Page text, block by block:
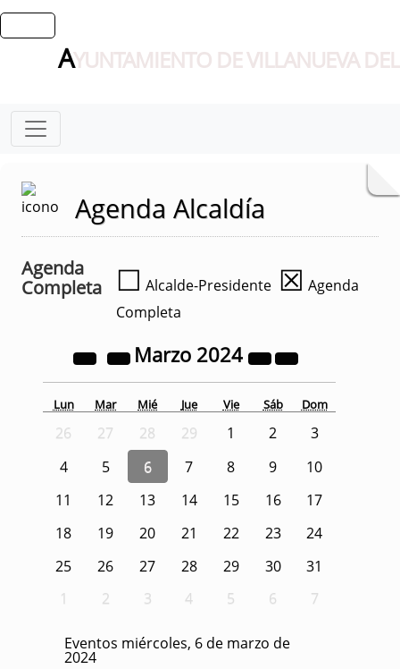
AYUNTAMIENTO DE VILLANUEVA
Agenda Alcaldía
Agenda
Completa
☐ Alcalde-Presidente ☒ Agenda
Completa
Marzo 2024
Lun Mar Mié Jue Vie Sáb Dom
26 27 28 29 1 2
3
4
5 6 7 8 9
10
11
12 13 14 15 16
17
18
19 20 21 22 23
24
25
26 27 28 29 30
31
1
2 3 4 5 6 7
Eventos miércoles, 6 de marzo de
2024